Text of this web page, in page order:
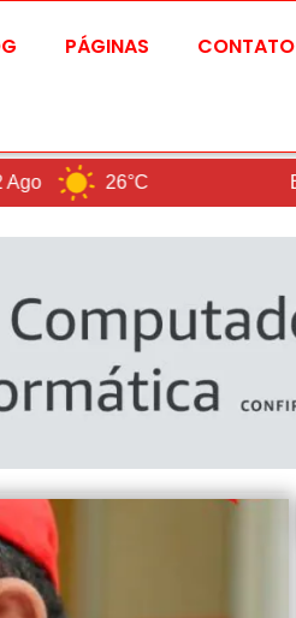
PÁGINAS CONTATO
26°C